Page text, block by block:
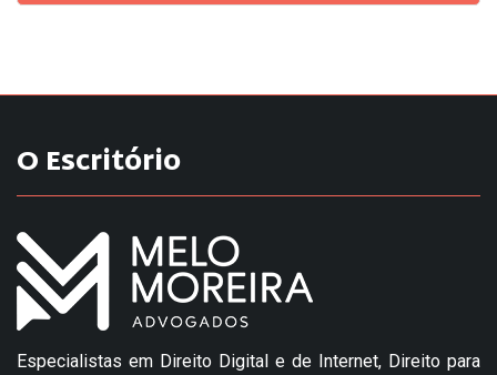
O Escritório
Especialistas em Direito Digital e de Internet, Direito para